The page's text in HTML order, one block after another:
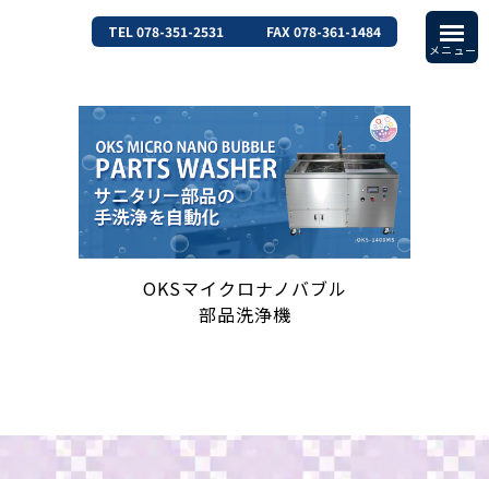
TEL 078-351-2531 FAX 078-361-1484
OKSマイクロナノバブル
部品洗浄機